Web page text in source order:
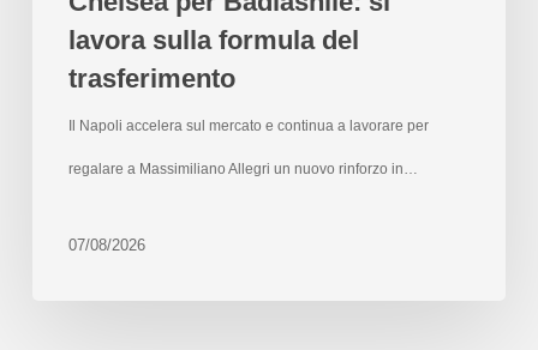
lavora sulla formula del
trasferimento
Il Napoli accelera sul mercato e continua a lavorare per
regalare a Massimiliano Allegri un nuovo rinforzo in…
07/08/2026